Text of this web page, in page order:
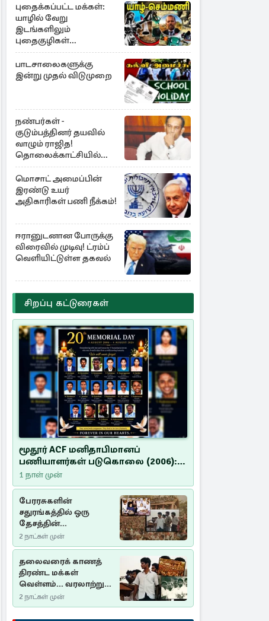
புதைக்கப்பட்ட மக்கள்:
யாழில் வேறு
இடங்களிலும்
புதைகுழிகள்
இருக்கலாம்..!
எழுமாற்றாக அகழ்வு
பாடசாலைகளுக்கு
இன்று முதல் விடுமுறை
நண்பர்கள் -
குடும்பத்தினர் தயவில்
வாழும் ராஜித!
தொலைக்காட்சியில்
குமுறல்
மொசாட் அமைப்பின்
இரண்டு உயர்
அதிகாரிகள் பணி நீக்கம்!
ஈரானுடனான போருக்கு
விரைவில் முடிவு! ட்ரம்ப்
வெளியிட்டுள்ள தகவல்
சிறப்பு கட்டுரைகள்
மூதூர் ACF மனிதாபிமானப்
பணியாளர்கள் படுகொலை (2006):
20 ஆண்டுகளாகியும் நீதி
மறுக்கப்பட்ட மனிதாபிமானப்
பேரவலம்
1 நாள் முன்
பேரரசுகளின்
சதுரங்கத்தில் ஒரு
தேசத்தின்
தீர்க்கதரிசனம் :
சுதுமலை பிரகடனம்
ஒரு வரலாற்றுப் பாடம்
2 நாட்கள் முன்
தலைவரைக் காணத்
திரண்ட மக்கள்
வெள்ளம்... வரலாற்றுச்
சிறப்புமிக்க சுதுமலைப்
பிரகடனம்…
2 நாட்கள் முன்